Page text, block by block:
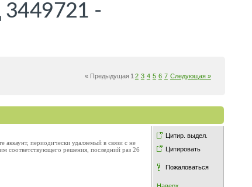
-
« Предыдущая 1 2 3 4 5 6 7 Следующая »
Цитир. выдел.
Цитировать
Пожаловаться
аккаунт, периодически удаляемый в связи с не
соответствующего решения, последний раз 26